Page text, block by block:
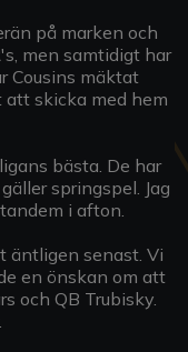
på marken och
men samtidigt har
Cousins mäktat
att skicka med hem
bästa. De har
springspel. Jag
i afton.
äntligen senast. Vi
en önskan om att
och QB Trubisky.